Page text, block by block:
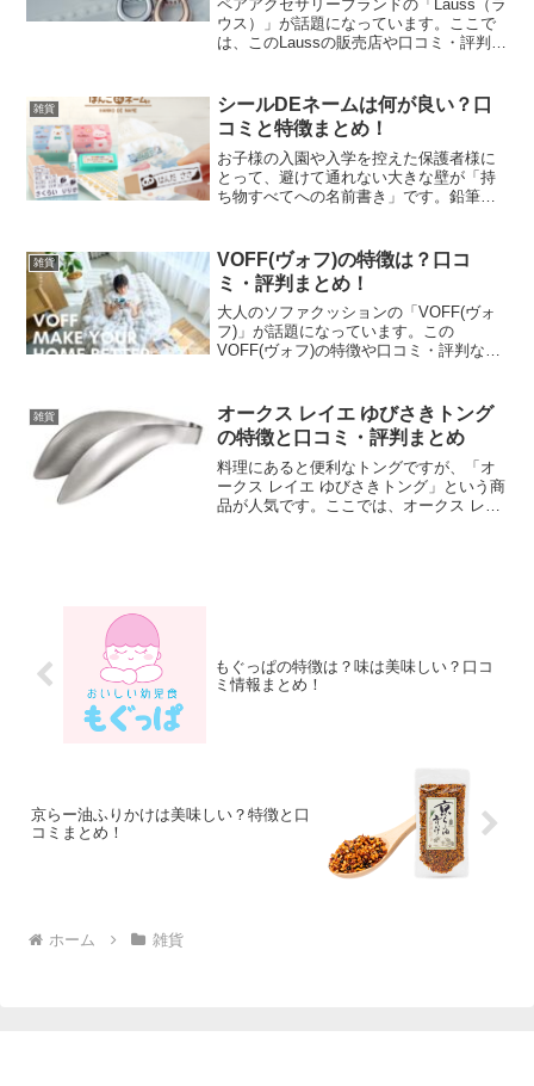
ペアアクセサリーブランドの「Lauss（ラ
ウス）」が話題になっています。ここで
は、このLaussの販売店や口コミ・評判な
雑貨
シールDEネームは何が良い？口
コミと特徴まとめ！
お子様の入園や入学を控えた保護者様に
とって、避けて通れない大きな壁が「持
ち物すべてへの名前書き」です。鉛筆一
間と体力を消耗させます。そんなパパ・
ママの強い味方として圧倒...
雑貨
VOFF(ヴォフ)の特徴は？口コ
ミ・評判まとめ！
大人のソファクッションの「VOFF(ヴォ
フ)」が話題になっています。この
VOFF(ヴォフ)の特徴や口コミ・評判など
雑貨
オークス レイエ ゆびさきトング
の特徴と口コミ・評判まとめ
料理にあると便利なトングですが、「オ
ークス レイエ ゆびさきトング」という商
品が人気です。ここでは、オークス レイ
もぐっぱの特徴は？味は美味しい？口コ
ミ情報まとめ！
京らー油ふりかけは美味しい？特徴と口
コミまとめ！
ホーム 雑貨